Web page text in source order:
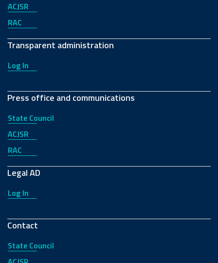
ACJSR
RAC
Transparent administration
Log In
Press office and communications
State Council
ACJSR
RAC
Legal AD
Log In
Contact
State Council